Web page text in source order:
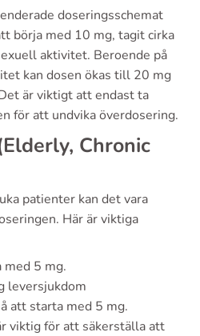
doseringsschemat
börja med 10 mg, tagit cirka
aktivitet. Beroende på
kan dosen ökas till 20 mg
är viktigt att endast ta
för att undvika överdosering.
Chronic
patienter kan det vara
Här är viktiga
med 5 mg.
leversjukdom
att starta med 5 mg.
viktig för att säkerställa att